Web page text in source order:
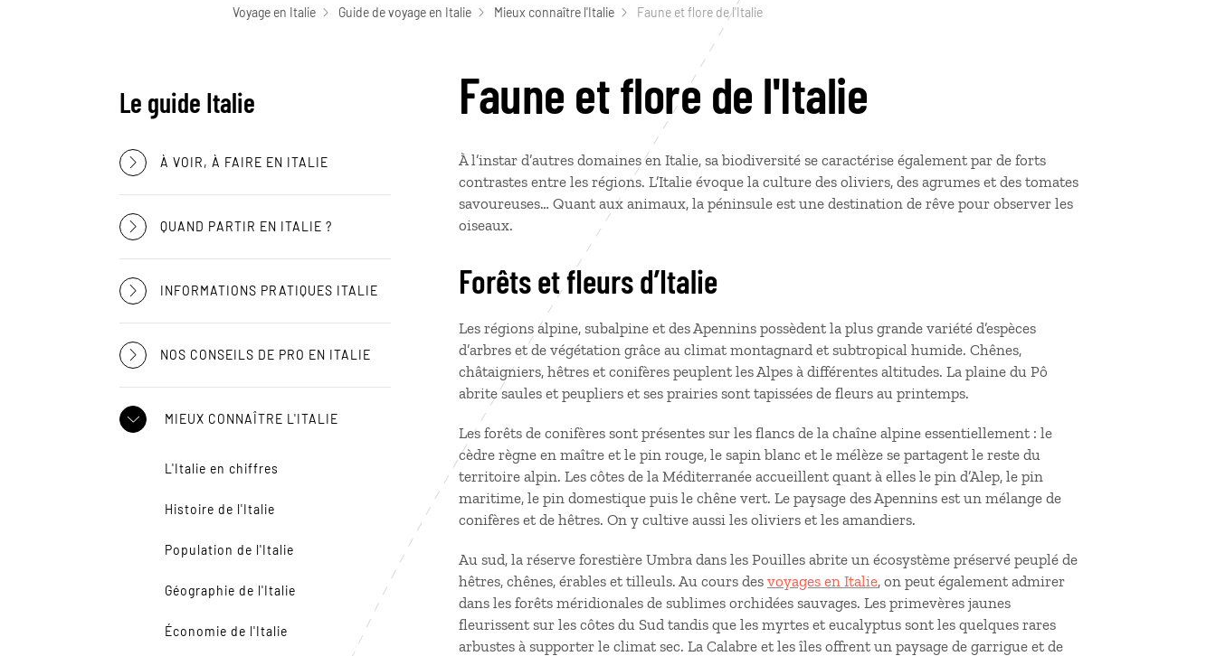
Voyage en Italie Guide de voyage en Italie Mieux connaître l'Italie Faune et flore de l'Italie
Le guide Italie
À VOIR, À FAIRE EN ITALIE
QUAND PARTIR EN ITALIE ?
INFORMATIONS PRATIQUES ITALIE
NOS CONSEILS DE PRO EN ITALIE
MIEUX CONNAÎTRE L'ITALIE
L'Italie en chiffres
Histoire de l'Italie
Population de l'Italie
Géographie de l'Italie
Économie de l'Italie
Faune et flore de l'Italie
À l’instar d’autres domaines en Italie, sa biodiversité se caractérise également par de forts
contrastes entre les régions. L’Italie évoque la culture des oliviers, des agrumes et des tomates
savoureuses… Quant aux animaux, la péninsule est une destination de rêve pour observer les
oiseaux.
Forêts et fleurs d’Italie
Les régions alpine, subalpine et des Apennins possèdent la plus grande variété d’espèces
d’arbres et de végétation grâce au climat montagnard et subtropical humide. Chênes,
châtaigniers, hêtres et conifères peuplent les Alpes à différentes altitudes. La plaine du Pô
abrite saules et peupliers et ses prairies sont tapissées de fleurs au printemps.
Les forêts de conifères sont présentes sur les flancs de la chaîne alpine essentiellement : le
cèdre règne en maître et le pin rouge, le sapin blanc et le mélèze se partagent le reste du
territoire alpin. Les côtes de la Méditerranée accueillent quant à elles le pin d’Alep, le pin
maritime, le pin domestique puis le chêne vert. Le paysage des Apennins est un mélange de
conifères et de hêtres. On y cultive aussi les oliviers et les amandiers.
Au sud, la réserve forestière Umbra dans les Pouilles abrite un écosystème préservé peuplé de
hêtres, chênes, érables et tilleuls. Au cours des voyages en Italie, on peut également admirer
dans les forêts méridionales de sublimes orchidées sauvages. Les primevères jaunes
fleurissent sur les côtes du Sud tandis que les myrtes et eucalyptus sont les quelques rares
arbustes à supporter le climat sec. La Calabre et les îles offrent un paysage de garrigue et de